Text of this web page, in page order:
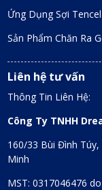
Ứng Dụng Sợi
Sản Phẩm Chăn Ra
Liên hệ tư vấn
Thông Tin Liên Hệ:
Công Ty TNHH
160/33 Bùi Đình
Minh
MST: 0317046476